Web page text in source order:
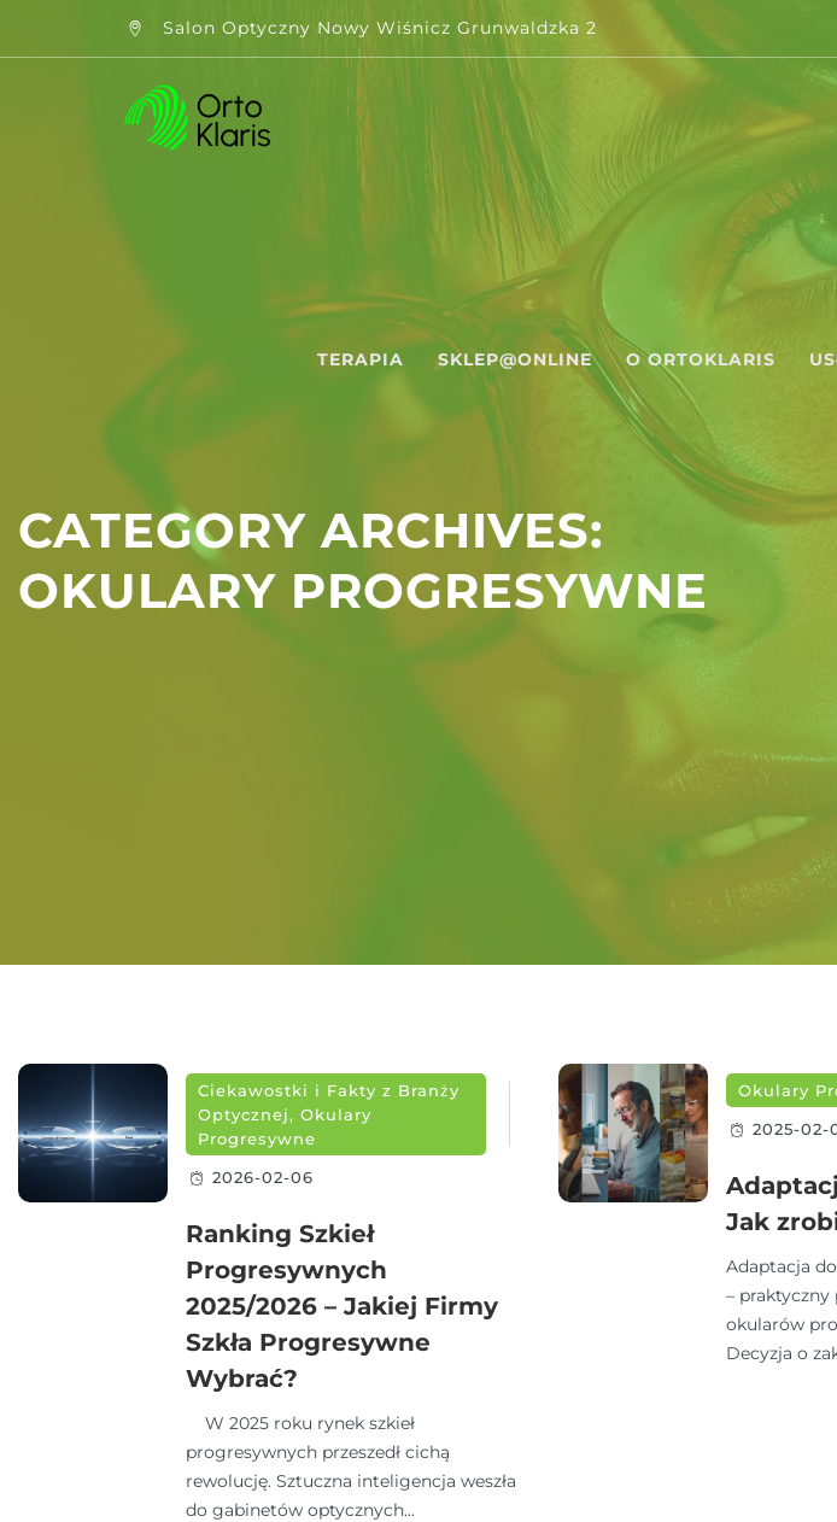
Salon Optyczny Nowy Wiśnicz Grunwaldzka 2
TERAPIA SKLEP@ONLINE O ORTOKLARIS
CATEGORY ARCHIVES:
OKULARY PROGRESYWNE
Ciekawostki i Fakty z Branży
Optycznej,Okulary
Progresywne
2026-02-06
Ranking Szkieł
Progresywnych
2025/2026 – Jakiej Firmy
Szkła Progresywne
Wybrać?
W 2025 roku rynek szkieł
progresywnych przeszedł cichą
rewolucję. Sztuczna inteligencja weszła
do gabinetów optycznych...
Okulary
2025-02-
Jak
Adaptacja
–
okularów
Decyzja o